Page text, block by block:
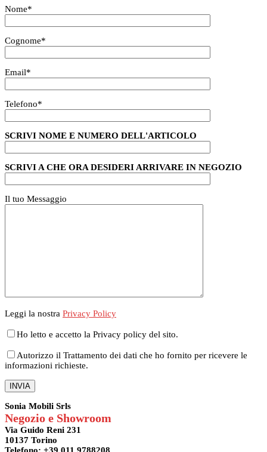
Nome*
Cognome*
Email*
Telefono*
SCRIVI NOME E NUMERO DELL'ARTICOLO
SCRIVI A CHE ORA DESIDERI ARRIVARE IN NEGOZIO
Il tuo Messaggio
Leggi la nostra Privacy Policy
Ho letto e accetto la Privacy policy del sito.
Autorizzo il Trattamento dei dati che ho fornito per ricevere le
informazioni richieste.
Sonia Mobili Srls
Negozio e Showroom
Via Guido Reni 231
10137 Torino